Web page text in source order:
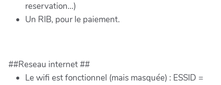
reservation...)
Un RIB, pour le paiement.
##Reseau internet ##
Le wifi est fonctionnel (mais masquée) : ESSID =